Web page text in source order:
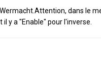
dans le
y a "Enable" pour l'inverse.